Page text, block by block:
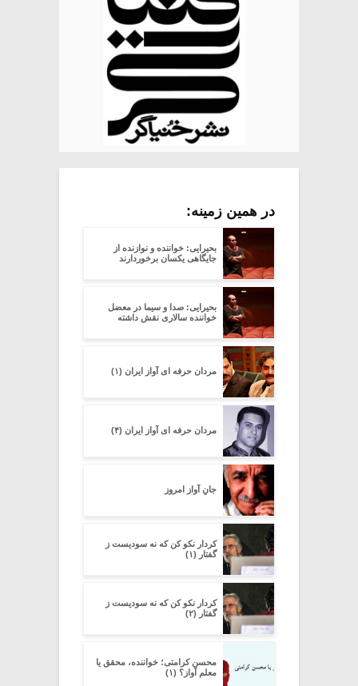
در همین زمینه:
بحیرایی: خواننده و نوازنده از
جایگاهی یکسان برخوردارند
بحیرایی: صدا و سیما در معضل
خواننده سالاری نقش داشته
مردان حرفه ای آواز ایران (۱)
مردان حرفه ای آواز ایران (۴)
جانِ آوازِ امروز
کردار نکو کن که نه سودیست ز
گفتار (۱)
کردار نکو کن که نه سودیست ز
گفتار (۲)
محسن کرامتی؛ خواننده، محقق یا
معلم آواز؟ (۱)